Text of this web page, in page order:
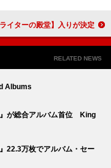
スウィフト／アラニス・モリセット／ケニー・ロギンスほか、2026年【ソングライターの殿堂】入りが決定
RELATED NEWS
Albums
』が総合アルバム首位 King
22.3万枚でアルバム・セー